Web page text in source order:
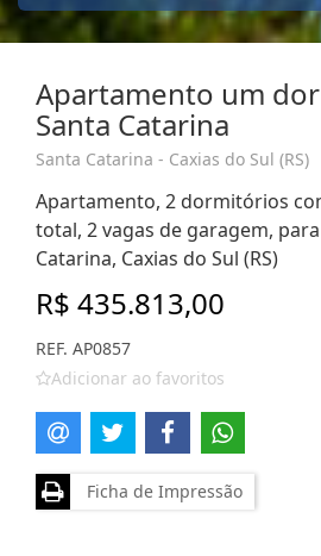
Apartamento um
Santa Catarina
Santa Catarina - Caxias do Sul (RS)
Apartamento, 2 dormitórios
total, 2 vagas de garagem,
Catarina, Caxias do Sul (RS)
R$ 435.813,00
REF. AP0857
Adicionar ao favoritos
Ficha de Impressão